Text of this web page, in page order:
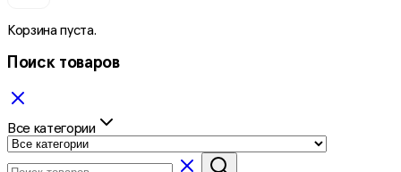
Корзина пуста.
Поиск товаров
Все категории